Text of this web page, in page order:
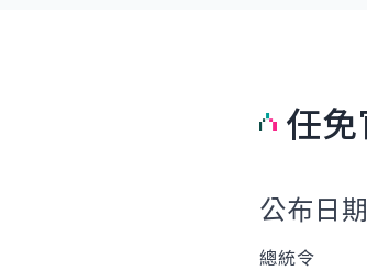
任
公布日
總統令